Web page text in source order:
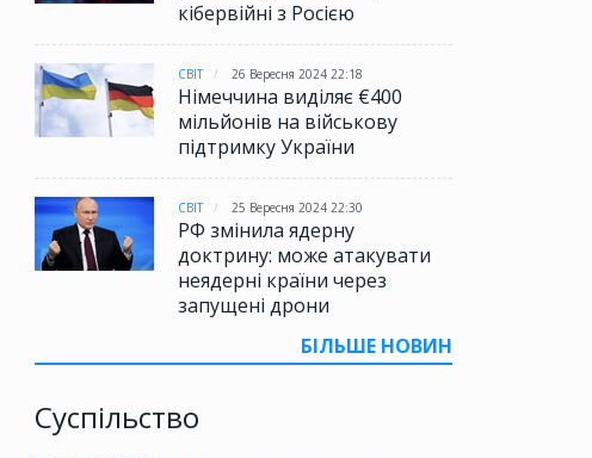
кібервійні з Росією
СВІТ 26 Вересня 2024 22:18
Німеччина виділяє €400
мільйонів на військову
підтримку України
СВІТ 25 Вересня 2024 22:30
РФ змінила ядерну
доктрину: може атакувати
неядерні країни через
запущені дрони
БІЛЬШЕ НОВИН
Суспільство